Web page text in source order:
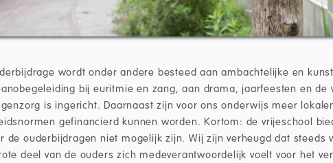
wordt onder andere besteed aan ambachtelijke en
bij euritmie en zang, aan drama, jaarfeesten en de
is ingericht. Daarnaast zijn voor ons onderwijs meer
gefinancierd kunnen worden. Kortom: de vrijeschool
de ouderbijdragen niet mogelijk zijn. Wij zijn verheugd dat steeds
deel van de ouders zich medeverantwoordelijk voelt voor het